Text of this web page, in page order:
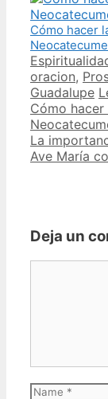
Cómo hacer
Categories
oracion,
Guadalupe
Post
navigation
Cómo
La
Ave María
Deja un
Name